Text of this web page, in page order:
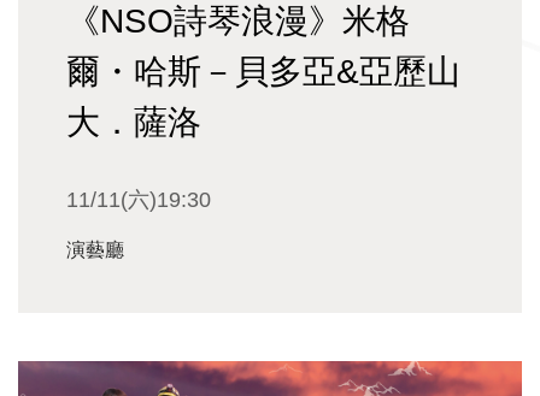
《NSO詩琴浪漫》米格
爾・哈斯－貝多亞&亞歷山
大．薩洛
11/11(六)19:30
演藝廳